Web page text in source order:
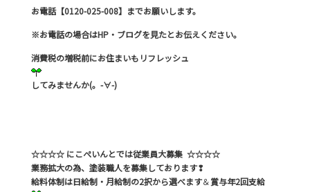
お電話【0120-025-008】までお願いします。
※お電話の場合はHP・ブログを見たとお伝えください。
消費税の増税前にお住まいもリフレッシュ
してみませんか(。-∀-)
☆☆☆☆ にこぺいんとでは従業員大募集 ☆☆☆☆
業務拡大の為、塗装職人を募集しております❢
給料体制は日給制・月給制の2択から選べます＆賞与年2回支給